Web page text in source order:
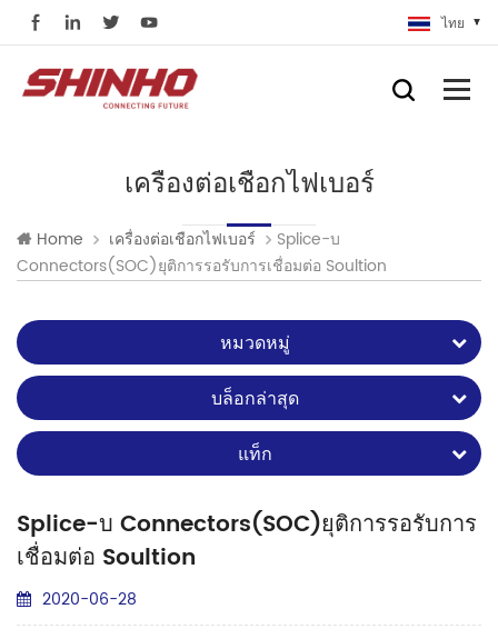
ไทย
เครื่องต่อเชือกไฟเบอร์
Home เครื่องต่อเชือกไฟเบอร์
Splice-บ
Connectors(SOC)ยุติการรอรับการเชื่อมต่อ Soultion
หมวดหมู่
บล็อกล่าสุด
แท็ก
Splice-บ Connectors(SOC)ยุติการรอรับการ
เชื่อมต่อ Soultion
2020-06-28